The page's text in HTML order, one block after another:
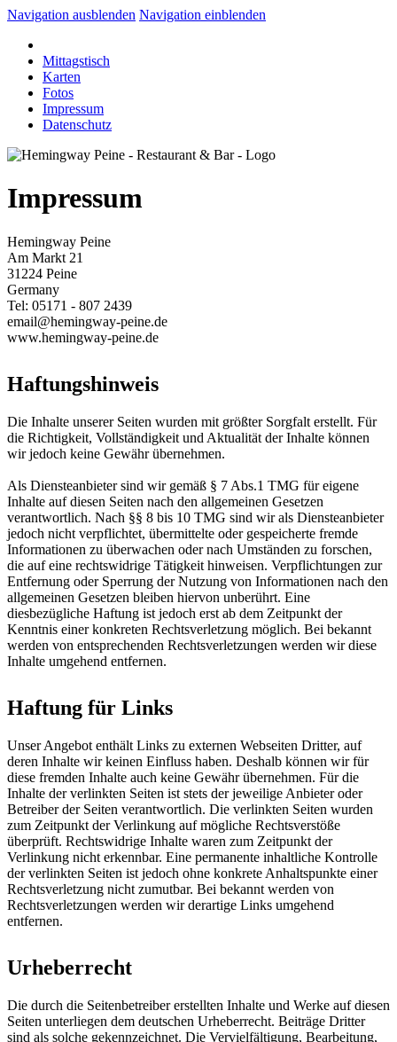
Navigation ausblenden Navigation einblenden
Mittagstisch
Karten
Fotos
Impressum
Datenschutz
Impressum
Hemingway Peine
Am Markt 21
31224 Peine
Germany
Tel: 05171 - 807 2439
email@hemingway-peine.de
www.hemingway-peine.de
Haftungshinweis
Die Inhalte unserer Seiten wurden mit größter Sorgfalt erstellt. Für
die Richtigkeit, Vollständigkeit und Aktualität der Inhalte können
wir jedoch keine Gewähr übernehmen.
Als Diensteanbieter sind wir gemäß § 7 Abs.1 TMG für eigene
Inhalte auf diesen Seiten nach den allgemeinen Gesetzen
verantwortlich. Nach §§ 8 bis 10 TMG sind wir als Diensteanbieter
jedoch nicht verpflichtet, übermittelte oder gespeicherte fremde
Informationen zu überwachen oder nach Umständen zu forschen,
die auf eine rechtswidrige Tätigkeit hinweisen. Verpflichtungen zur
Entfernung oder Sperrung der Nutzung von Informationen nach den
allgemeinen Gesetzen bleiben hiervon unberührt. Eine
diesbezügliche Haftung ist jedoch erst ab dem Zeitpunkt der
Kenntnis einer konkreten Rechtsverletzung möglich. Bei bekannt
werden von entsprechenden Rechtsverletzungen werden wir diese
Inhalte umgehend entfernen.
Haftung für Links
Unser Angebot enthält Links zu externen Webseiten Dritter, auf
deren Inhalte wir keinen Einfluss haben. Deshalb können wir für
diese fremden Inhalte auch keine Gewähr übernehmen. Für die
Inhalte der verlinkten Seiten ist stets der jeweilige Anbieter oder
Betreiber der Seiten verantwortlich. Die verlinkten Seiten wurden
zum Zeitpunkt der Verlinkung auf mögliche Rechtsverstöße
überprüft. Rechtswidrige Inhalte waren zum Zeitpunkt der
Verlinkung nicht erkennbar. Eine permanente inhaltliche Kontrolle
der verlinkten Seiten ist jedoch ohne konkrete Anhaltspunkte einer
Rechtsverletzung nicht zumutbar. Bei bekannt werden von
Rechtsverletzungen werden wir derartige Links umgehend
entfernen.
Urheberrecht
Die durch die Seitenbetreiber erstellten Inhalte und Werke auf diesen
Seiten unterliegen dem deutschen Urheberrecht. Beiträge Dritter
sind als solche gekennzeichnet. Die Vervielfältigung, Bearbeitung,